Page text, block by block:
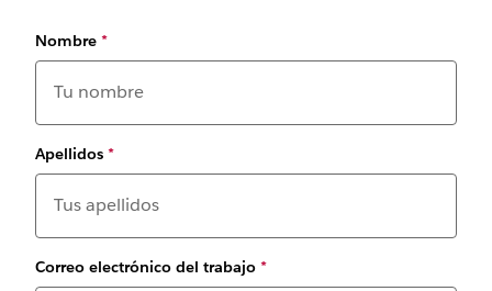
Nombre *
Apellidos *
Correo electrónico del trabajo *